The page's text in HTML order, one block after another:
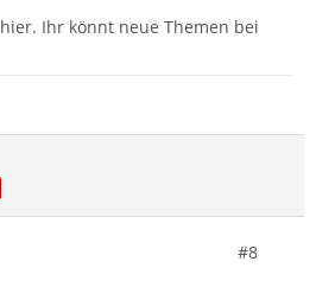
Ihr könnt neue Themen bei
#8